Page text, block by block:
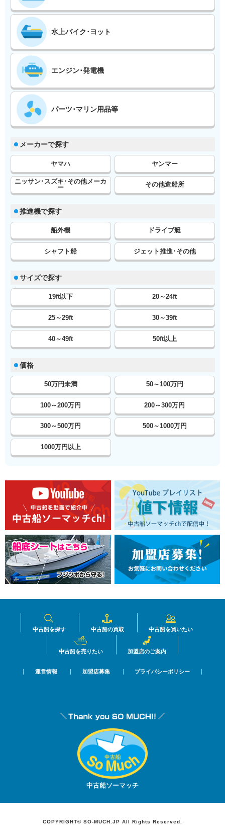
水上バイク･ヨット
エンジン･発電機
パーツ･マリン用品等
メーカーで探す
ヤマハ ヤンマー
ニッサン･スズキ･その他メーカ
ー
その他造船所
推進機で探す
船外機 ドライブ艇
シャフト船 ジェット推進･その他
サイズで探す
19ft以下 20～24ft
25～29ft 30～39ft
40～49ft 50ft以上
価格
50万円未満 50～100万円
100～200万円 200～300万円
300～500万円 500～1000万円
1000万円以上
中古船を探す 中古船の買取 中古船を買いたい
中古船を売りたい 加盟店のご案内
運営情報 加盟店募集 プライバシーポリシー
中古船ソーマッチ
COPYRIGHT© SO-MUCH.JP All Rights Reserved.